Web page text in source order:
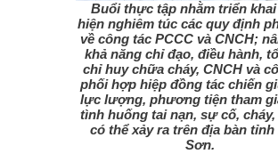
Buổi thực tập nhằm triển
hiện nghiêm túc các quy định
về công tác PCCC và CNCH;
khả năng chỉ đạo, điều hành,
chỉ huy chữa cháy, CNCH và
phối hợp hiệp đồng tác chiến
lực lượng, phương tiện tham
tình huống tai nạn, sự cố,
có thể xảy ra trên địa bàn tỉnh
Sơn.